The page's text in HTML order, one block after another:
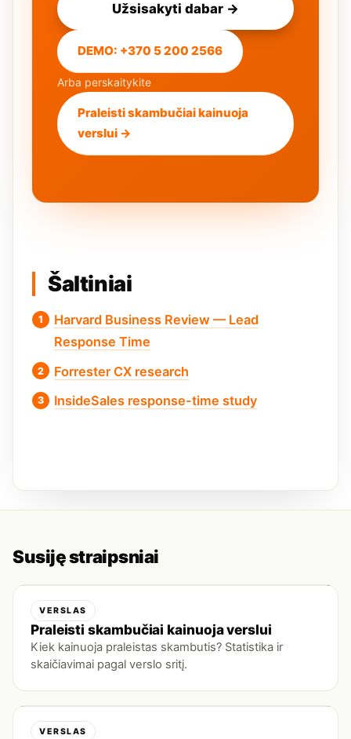
Užsisakyti dabar →
DEMO: +370 5 200 2566
Arba perskaitykite
Praleisti skambučiai kainuoja
verslui →
Šaltiniai
Harvard Business Review — Lead
Response Time
Forrester CX research
InsideSales response-time study
Susiję straipsniai
VERSLAS
Praleisti skambučiai kainuoja verslui
Kiek kainuoja praleistas skambutis? Statistika ir
skaičiavimai pagal verslo sritį.
VERSLAS